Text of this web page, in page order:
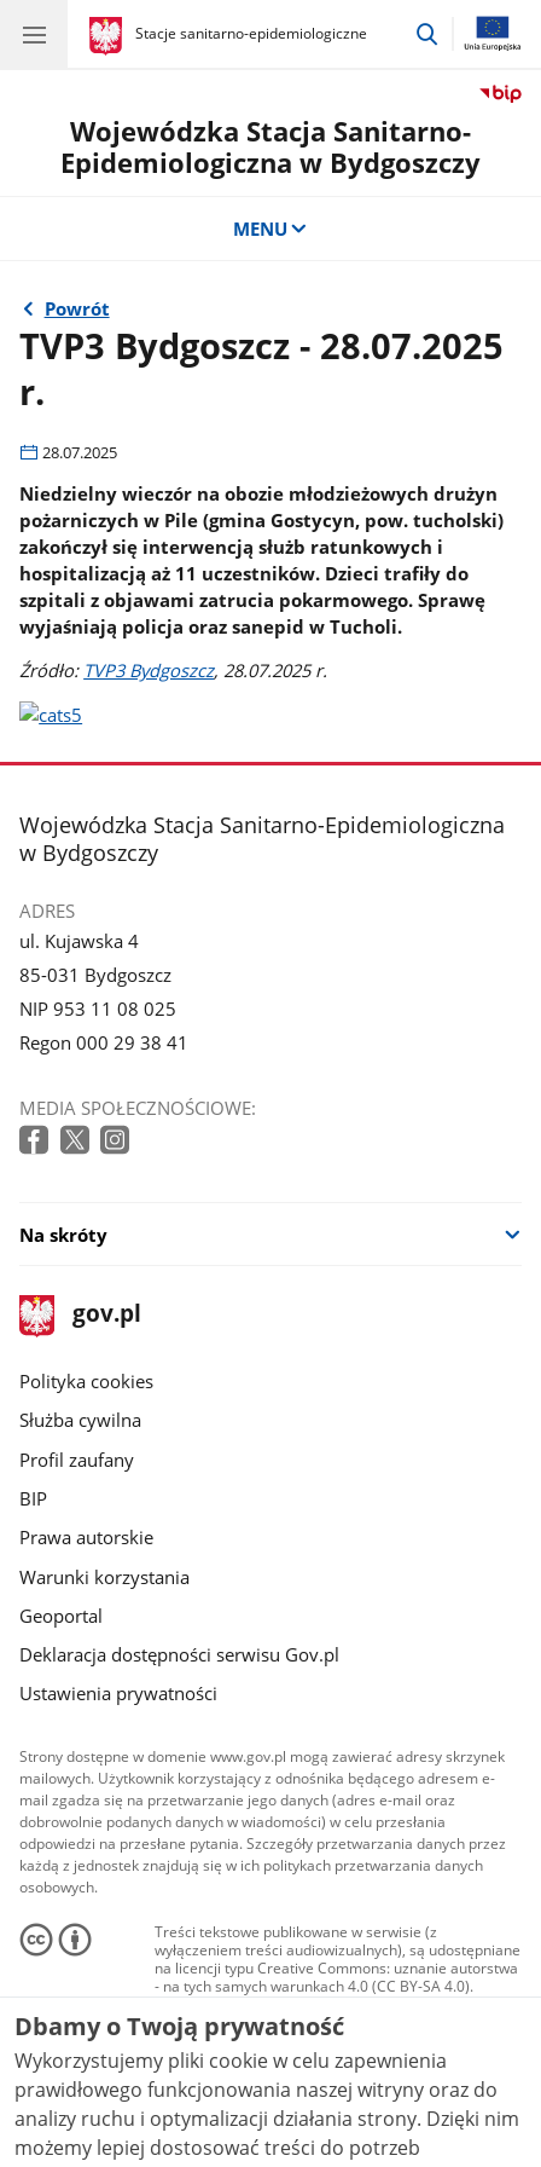
gov.pl
Stacje sanitarno-epidemiologiczne
gov.pl
Stacje
przejdź
Wojewódzka Stacja Sanitarno-
Epidemiologiczna w Bydgoszczy
MENU
Powrót
TVP3 Bydgoszcz - 28.07.2025
r.
28.07.2025
Niedzielny wieczór na obozie młodzieżowych drużyn
pożarniczych w Pile (gmina Gostycyn, pow. tucholski)
zakończył się interwencją służb ratunkowych i
hospitalizacją aż 11 uczestników. Dzieci trafiły do
szpitali z objawami zatrucia pokarmowego. Sprawę
wyjaśniają policja oraz sanepid w Tucholi.
Źródło: TVP3 Bydgoszcz, 28.07.2025 r.
stopka
Wojewódzka Stacja Sanitarno-Epidemiologiczna
w Bydgoszczy
ADRES
ul. Kujawska 4
85-031 Bydgoszcz
NIP 953 11 08 025
Regon 000 29 38 41
MEDIA SPOŁECZNOŚCIOWE:
Na skróty
stopka
gov.pl
Strona
gov.pl
gov.pl
Polityka cookies
Służba cywilna
Profil zaufany
BIP
Prawa autorskie
Warunki korzystania
Geoportal
Deklaracja dostępności serwisu Gov.pl
Ustawienia prywatności
Strony dostępne w domenie www.gov.pl mogą zawierać adresy skrzynek
mailowych. Użytkownik korzystający z odnośnika będącego adresem e-
mail zgadza się na przetwarzanie jego danych (adres e-mail oraz
dobrowolnie podanych danych w wiadomości) w celu przesłania
odpowiedzi na przesłane pytania. Szczegóły przetwarzania danych przez
każdą z jednostek znajdują się w ich politykach przetwarzania danych
osobowych.
Treści tekstowe publikowane w serwisie (z
wyłączeniem treści audiowizualnych), są udostępniane
na licencji typu Creative Commons: uznanie autorstwa
- na tych samych warunkach 4.0 (CC BY-SA 4.0).
Materiały audiowizualne, w tym zdjęcia, materiały
audio i wideo, są udostępniane na licencji typu
Creative Commons: uznanie autorstwa użycie
niekomercyjne - bez utworów zależnych 4.0 (CC BY-
NC-ND 4.0), o ile nie jest to stwierdzone inaczej.
Dbamy o Twoją prywatność
Wykorzystujemy pliki cookie w celu zapewnienia
prawidłowego funkcjonowania naszej witryny oraz do
analizy ruchu i optymalizacji działania strony. Dzięki nim
możemy lepiej dostosować treści do potrzeb